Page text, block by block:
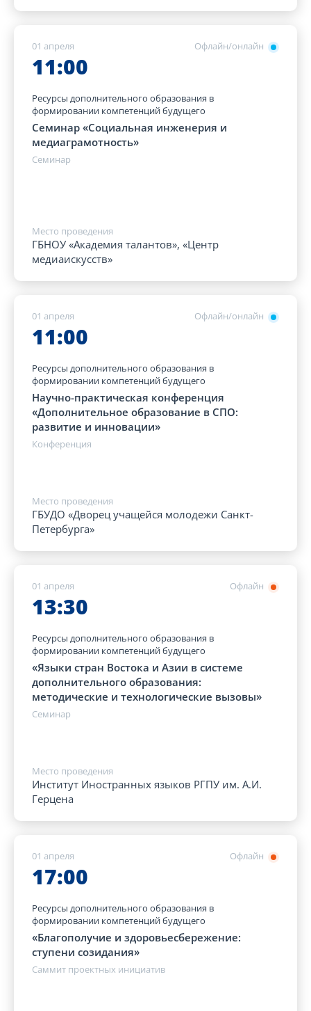
Офлайн/онлайн
01 апреля
11:00
Ресурсы дополнительного образования в
формировании компетенций будущего
Семинар «Социальная инженерия и
медиаграмотность»
Семинар
Место проведения
ГБНОУ «Академия талантов», «Центр
медиаискусств»
Офлайн/онлайн
01 апреля
11:00
Ресурсы дополнительного образования в
формировании компетенций будущего
Научно-практическая конференция
«Дополнительное образование в СПО:
развитие и инновации»
Конференция
Место проведения
ГБУДО «Дворец учащейся молодежи Санкт-
Петербурга»
Офлайн
01 апреля
13:30
Ресурсы дополнительного образования в
формировании компетенций будущего
«Языки стран Востока и Азии в системе
дополнительного образования:
методические и технологические вызовы»
Семинар
Место проведения
Институт Иностранных языков РГПУ им. А.И.
Герцена
Офлайн
01 апреля
17:00
Ресурсы дополнительного образования в
формировании компетенций будущего
«Благополучие и здоровьесбережение:
ступени созидания»
Саммит проектных инициатив